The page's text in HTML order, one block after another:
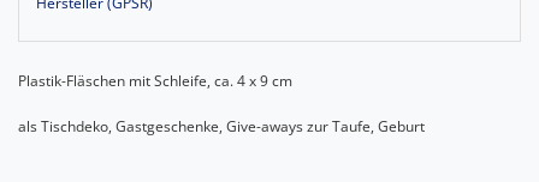
Plastik-Fläschen mit Schleife, ca. 4 x 9 cm
als Tischdeko, Gastgeschenke, Give-aways zur Taufe, Geburt